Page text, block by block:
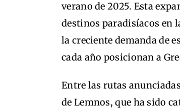
verano de 2025. Esta
destinos paradisíacos en
la creciente demanda de
cada año posicionan a
Entre las rutas
de Lemnos, que ha sido